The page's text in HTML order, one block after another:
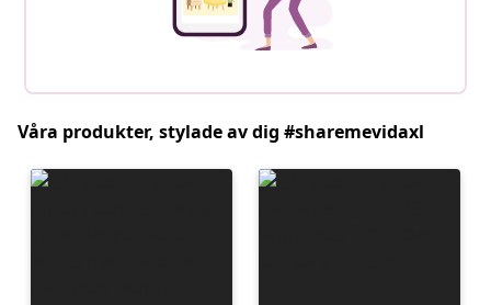
Våra produkter, stylade av dig #sharemevidaxl